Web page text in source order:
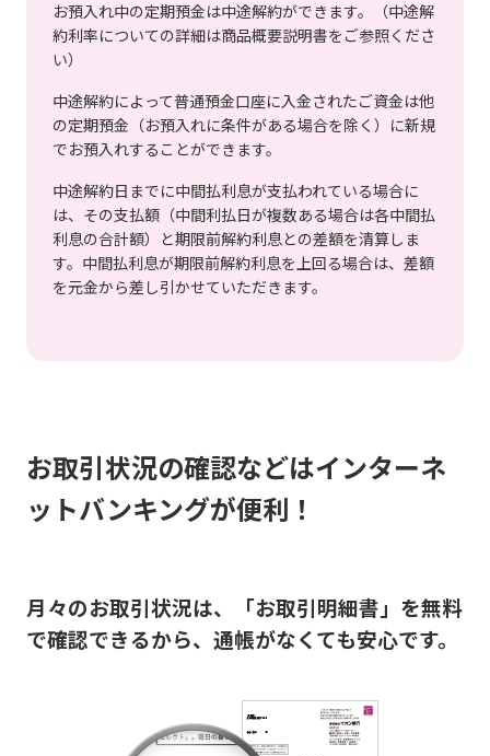
お預入れ中の定期預金は中途解約ができます。（中途解
約利率についての詳細は商品概要説明書をご参照くださ
い）
中途解約によって普通預金口座に入金されたご資金は他
の定期預金（お預入れに条件がある場合を除く）に新規
でお預入れすることができます。
中途解約日までに中間払利息が支払われている場合に
は、その支払額（中間利払日が複数ある場合は各中間払
利息の合計額）と期限前解約利息との差額を清算しま
す。中間払利息が期限前解約利息を上回る場合は、差額
を元金から差し引かせていただきます。
お取引状況の確認などはインターネ
ットバンキングが便利！
月々のお取引状況は、「お取引明細書」を無料
で確認できるから、通帳がなくても安心です。